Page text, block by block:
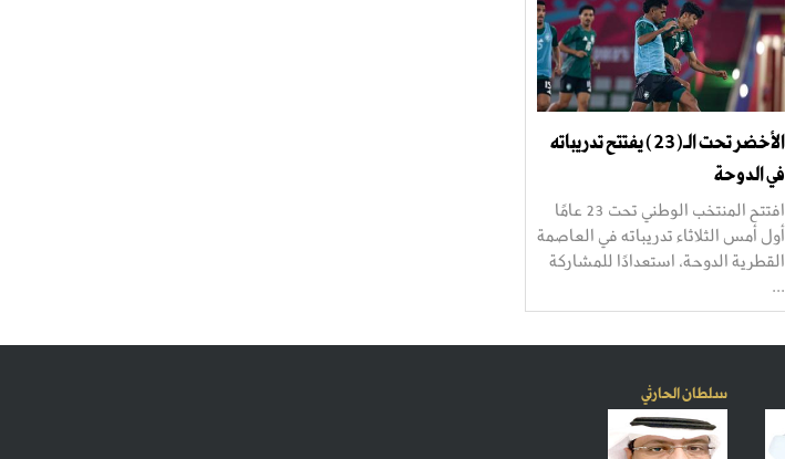
الأخضر تحت الـ(23) يفتتح تدريباته
في الدوحة
افتتح المنتخب الوطني تحت 23 عامًا
أول أمس الثلاثاء تدريباته في العاصمة
القطرية الدوحة، استعدادًا للمشاركة
...
سلطان الحارثي